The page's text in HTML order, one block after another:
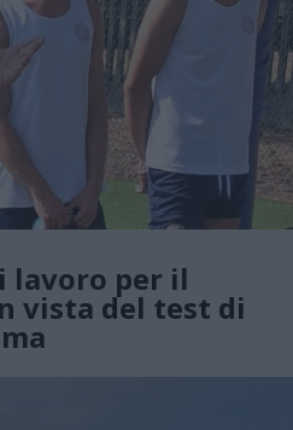
lavoro per il
vista del test di